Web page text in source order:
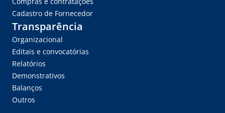
Cadastro de Fornecedor
Transparência
Organizacional
Editais e convocatórias
Relatórios
Demonstrativos
Balanços
Outros